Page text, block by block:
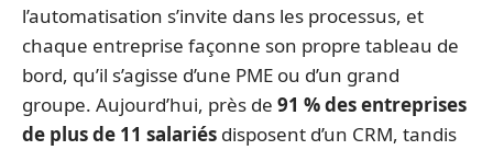
l’automatisation s’invite dans les processus, et
chaque entreprise façonne son propre tableau de
bord, qu’il s’agisse d’une PME ou d’un grand
groupe. Aujourd’hui, près de 91 % des entreprises
de plus de 11 salariés disposent d’un CRM, tandis